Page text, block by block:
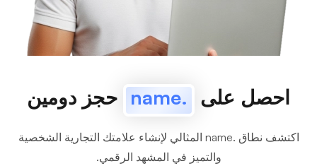
احصل على .name حجز دومين
اكتشف نطاق .name المثالي لإنشاء علامتك التجارية الشخصية
والتميز في المشهد الرقمي.